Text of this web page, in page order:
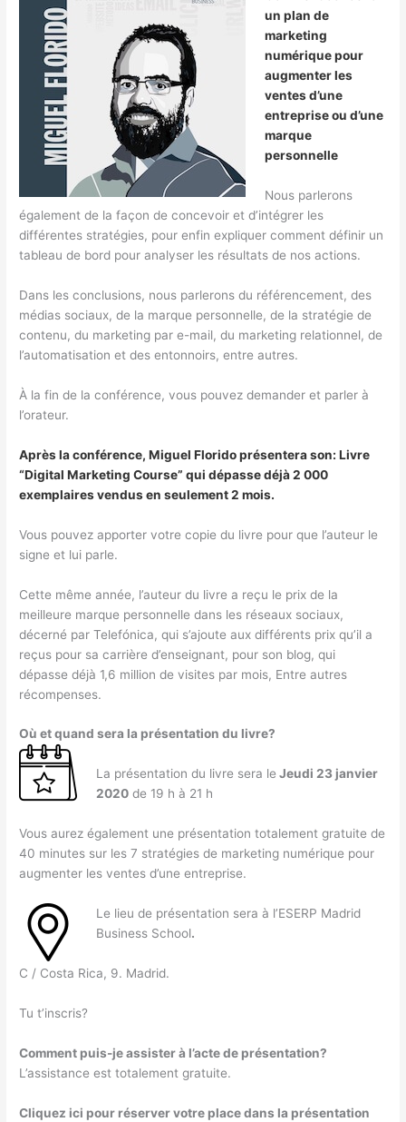
un plan de
marketing
numérique pour
augmenter les
ventes d’une
entreprise ou d’une
marque
personnelle
Nous parlerons
également de la façon de concevoir et d’intégrer les
différentes stratégies, pour enfin expliquer comment définir un
tableau de bord pour analyser les résultats de nos actions.
Dans les conclusions, nous parlerons du référencement, des
médias sociaux, de la marque personnelle, de la stratégie de
contenu, du marketing par e-mail, du marketing relationnel, de
l’automatisation et des entonnoirs, entre autres.
À la fin de la conférence, vous pouvez demander et parler à
l’orateur.
Après la conférence, Miguel Florido présentera son: Livre
“Digital Marketing Course” qui dépasse déjà 2 000
exemplaires vendus en seulement 2 mois.
Vous pouvez apporter votre copie du livre pour que l’auteur le
signe et lui parle.
Cette même année, l’auteur du livre a reçu le prix de la
meilleure marque personnelle dans les réseaux sociaux,
décerné par Telefónica, qui s’ajoute aux différents prix qu’il a
reçus pour sa carrière d’enseignant, pour son blog, qui
dépasse déjà 1,6 million de visites par mois, Entre autres
récompenses.
Où et quand sera la présentation du livre?
La présentation du livre sera le Jeudi 23 janvier
2020de 19 h à 21 h
Vous aurez également une présentation totalement gratuite de
40 minutes sur les 7 stratégies de marketing numérique pour
augmenter les ventes d’une entreprise.
Le lieu de présentation sera à l’ESERP Madrid
Business School.
C / Costa Rica, 9. Madrid.
Tu t’inscris?
Comment puis-je assister à l’acte de présentation?
L’assistance est totalement gratuite.
Cliquez ici pour réserver votre place dans la présentation